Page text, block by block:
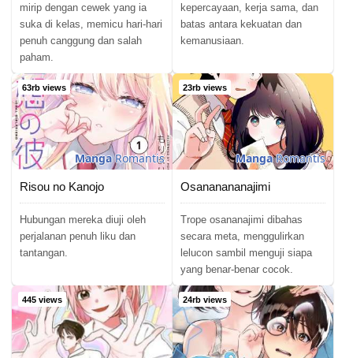
Chapter 66 02/06/2026
Chapter 65
Chapter 64 02/06/2026
Chapter 63 02/06/2026
Chapter 62 02/06/2026
Chapter 61 02/06/2026
Chapter 60 02/06/2026
02/06/2026
Chapter 58 02/06/2026
Chapter 57 02/06/2026
mirip dengan cewek yang ia
suka di kelas, memicu hari-hari
penuh canggung dan salah
paham.
kepercayaan, kerja sama, dan
batas antara kekuatan dan
kemanusiaan.
63rb views
MangaRomantis
Risou no Kanojo
Hubungan mereka diuji oleh
perjalanan penuh liku dan
tantangan.
23rb views
MangaRomantis
Osananananajimi
Trope osananajimi dibahas
secara meta, menggulirkan
lelucon sambil menguji siapa
yang benar-benar cocok.
445 views 24rb views